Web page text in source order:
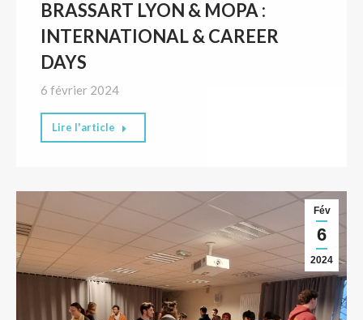
BRASSART LYON & MOPA :
INTERNATIONAL & CAREER
DAYS
6 février 2024
Lire l'article
Fév
6
2024